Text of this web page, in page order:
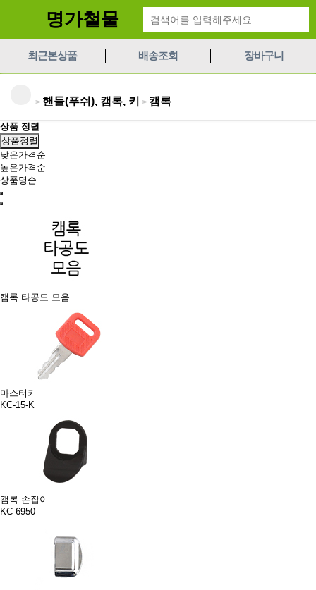
명가철물
최근본상품 배송조회 장바구니
> 핸들(푸쉬), 캠록, 키 > 캠록
상품 정렬
상품정렬
낮은가격순
높은가격순
상품명순
캠록 타공도 모음
마스터키
KC-15-K
캠록 손잡이
KC-6950